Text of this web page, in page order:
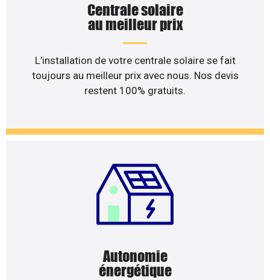
Centrale solaire
au meilleur prix
L’installation de votre centrale solaire se fait
toujours au meilleur prix avec nous. Nos devis
restent 100% gratuits.
Autonomie
énergétique